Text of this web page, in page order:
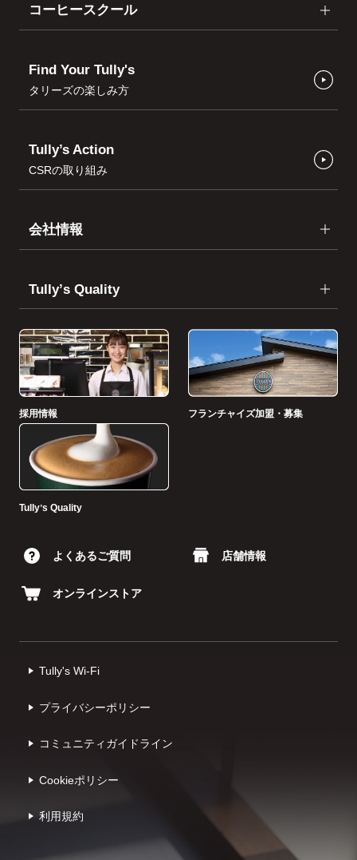
コーヒースクール
Find Your Tully's
タリーズの楽しみ方
Tully’s Action
CSRの取り組み
会社情報
Tullyʼs Quality
採用情報 フランチャイズ加盟・募集
Tullyʼs Quality
よくあるご質問 店舗情報
オンラインストア
Tully's Wi-Fi
プライバシーポリシー
コミュニティガイドライン
Cookieポリシー
利⽤規約